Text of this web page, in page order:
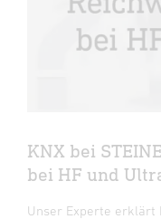
KNX bei
bei HF und
Unser Experte erklärt